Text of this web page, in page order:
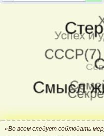
«Во всем следует соблюдать